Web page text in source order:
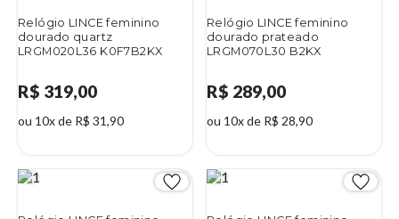
Relógio LINCE feminino
dourado quartz
LRGM020L36 K0F7B2KX
R$ 319,00
ou 10x de R$ 31,90
Relógio LINCE feminino
dourado prateado
LRGM070L30 B2KX
R$ 289,00
ou 10x de R$ 28,90